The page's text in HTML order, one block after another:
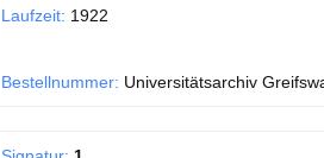
Laufzeit: 1922
Bestellnummer: Universitätsarchiv